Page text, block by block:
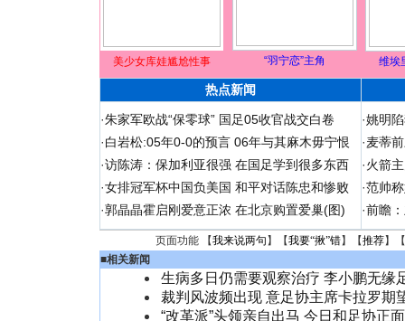
美少女库娃尴尬性事 “羽宁恋”主角 维埃
热点新闻
·朱家军欧战“保零球” 国足05收官战交白卷
·白岩松:05年0-0的预言 06年与其麻木毋宁恨
·访陈涛：保加利亚很强 在国足学到很多东西
·女排冠军杯中国负美国 和平对话陈忠和惨败
·郭晶晶霍启刚爱意正浓 在北京购置爱巢(图)
·姚明
·麦蒂
·火箭
·范帅
·前瞻
页面功能 【我来说两句 】【我要“揪”错】【推荐】
■相关新闻
生病多日仍需要观察治疗 李小鹏无缘
裁判风波频出现 意足协主席卡拉罗期
“改革派”头领亲自出马 今日和足协正